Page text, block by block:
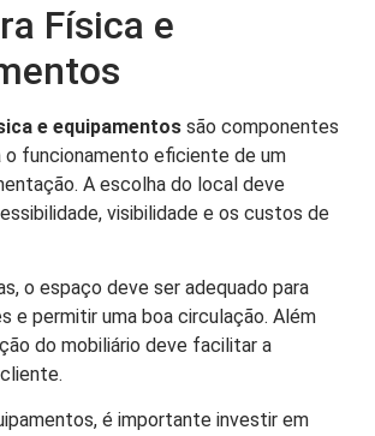
Física e
e equipamentos são componentes
o funcionamento eficiente de um
A escolha do local deve
visibilidade e os custos de
o espaço deve ser adequado para
e permitir uma boa circulação. Além
do mobiliário deve facilitar a
é importante investir em